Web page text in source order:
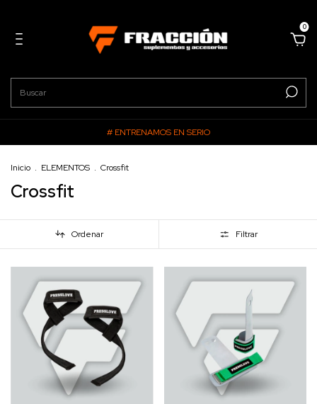
0
# ENTRENAMOS EN SERIO
Inicio . ELEMENTOS . Crossfit
Crossfit
Ordenar Filtrar